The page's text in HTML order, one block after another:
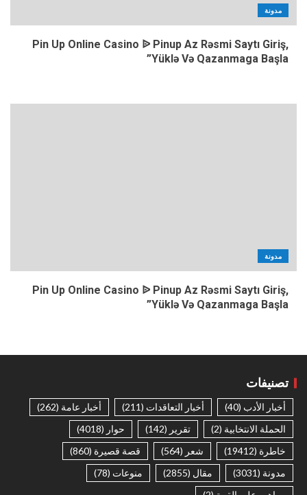
مدونة
Pin Up Online Casino ᐉ Pinup Az Rəsmi Saytı Giriş,
Yüklə Və Qazanmaga Başla”
مدونة
Pin Up Online Casino ᐉ Pinup Az Rəsmi Saytı Giriş,
Yüklə Və Qazanmaga Başla”
تصنيفات
أخبار الأدب (40) أخبار التعاقدات (211) أخبار عامة (262)
الحملة الانتخابية (2) تقرير (142) حوار (4018)
خاطرة (19412) شعر (564) قصة قصيرة (860)
مدونة (3031) مقال (2855) منوعات (78)